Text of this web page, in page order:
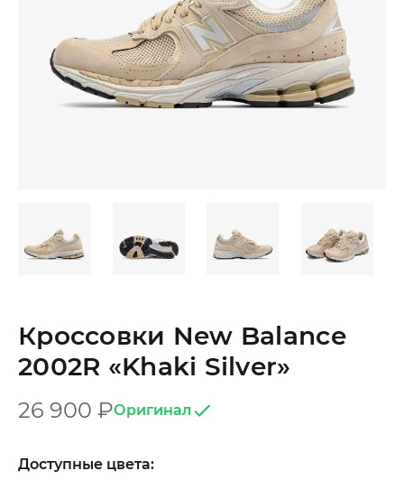
Кроссовки New Balance
2002R «Khaki Silver»
26 900 ₽Оригинал
Доступные цвета: